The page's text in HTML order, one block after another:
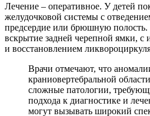
Лечение – оперативное. У детей
желудочковой системы с
предсердие или брюшную полость.
вскрытие задней черепной ямки, с
и восстановлением
Врачи отмечают, что
краниовертебральной
сложные патологии,
подхода к диагностике и
могут вызывать широкий